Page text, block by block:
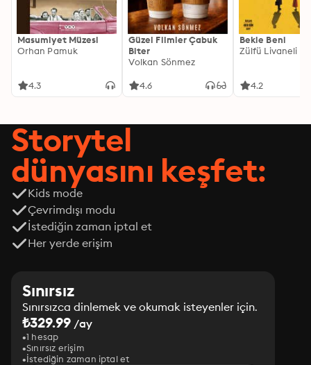
Masumiyet Müzesi
Orhan Pamuk
4.3
Güzel Filmler Çabuk
Biter
Volkan Sönmez
4.6
Bekle Beni
Zülfü Livaneli
4.2
Storytel
dünyasını keşfet:
Kids mode
Çevrimdışı modu
İstediğin zaman iptal et
Her yerde erişim
Sınırsız
Sınırsızca dinlemek ve okumak isteyenler için.
₺329.99 /ay
1 hesap
Sınırsız erişim
İstediğin zaman iptal et